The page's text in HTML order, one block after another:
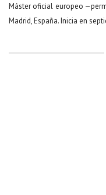
Máster oficial europeo
Madrid, España. Inicia en